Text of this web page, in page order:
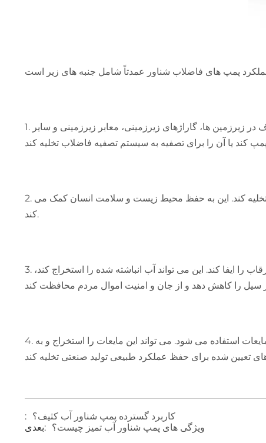
1. پمپاژ و تخلیه فاضلاب: پمپ فاضلاب شناور می تواند فاضلاب را از مناطق کم ارتفاع یا چاه های عمیق استخراج کند و از زهکشی صاف در زیرزمین ها، گاراژهای زیرزمینی، معابر زیرزمینی و سایر
2. تصفیه فاضلاب: پمپ فاضلاب شناور می تواند فاضلاب را به سیستم تصفیه فاضلاب برای تصفیه برای حذف آلاینده ها و مواد مضر تخلیه کند. این به حفظ محیط زیست و سلامت انسان کمک می
کند.
3. کنترل سیل و زهکشی غرقاب: در صورت وقوع طوفان، سیل و سایر بلایای طبیعی، پمپ فاضلاب شناور می تواند نقش زهکشی غرقاب را ایفا کند. این می تواند آب انباشته شده را استخراج کند،
4. کاربردهای صنعتی: پمپ های فاضلاب شناور نیز به طور گسترده در زمینه صنعتی، برای تخلیه فاضلاب صنعتی، فاضلاب و سایر مایعات استفاده می شود. می تواند این مایعات را استخراج و به
: کاربرد گسترده پمپ شناور آب کثیف؟
بعدی: ویژگی های پمپ شناور آب تمیز چیست؟